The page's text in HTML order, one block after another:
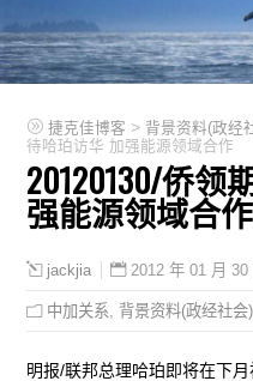
捷克佳博客 > 背景资料(政经
待哈珀访华 加强能源领域合作
20120130/侨领
强能源领域合作
jackjia 2012 年 01 月 30
中加关系 背景资料(政经社会)
明报/联邦总理哈珀即将在下